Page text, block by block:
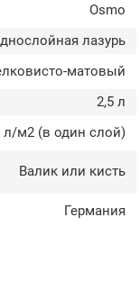
Osmo
лазурь
матовый
2,5 л
л/м2 (в один слой)
Валик или кисть
Германия